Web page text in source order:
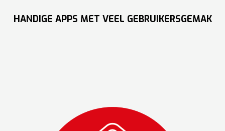
HANDIGE APPS MET VEEL GEBRUIKERSGEMAK